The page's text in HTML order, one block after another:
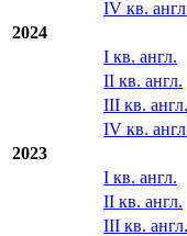
I кв. англ.
III кв. англ.
IV кв. англ.
I кв. англ.
III кв. англ.
IV кв. англ.